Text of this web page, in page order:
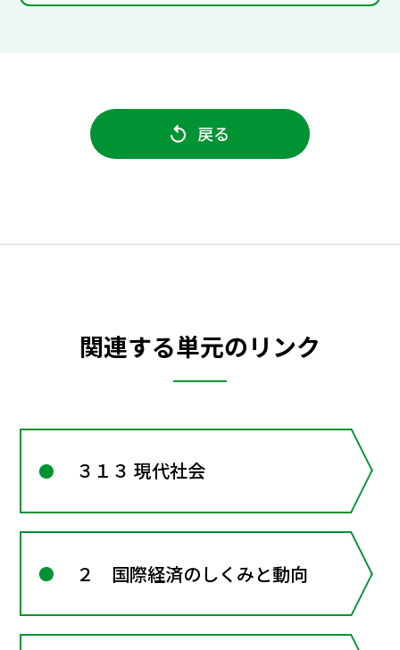
戻る
関連する単元のリンク
３１３ 現代社会
２ 国際経済のしくみと動向